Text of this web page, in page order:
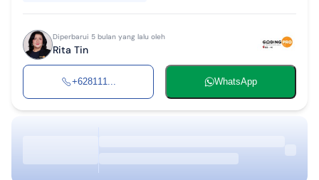
Diperbarui 5 bulan yang lalu oleh
Rita Tin
+628111... WhatsApp